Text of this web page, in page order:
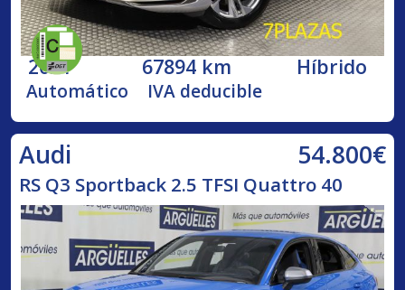
2021 67894 km Híbrido
Automático IVA deducible
Audi 54.800€
RS Q3 Sportback 2.5 TFSI Quattro 40